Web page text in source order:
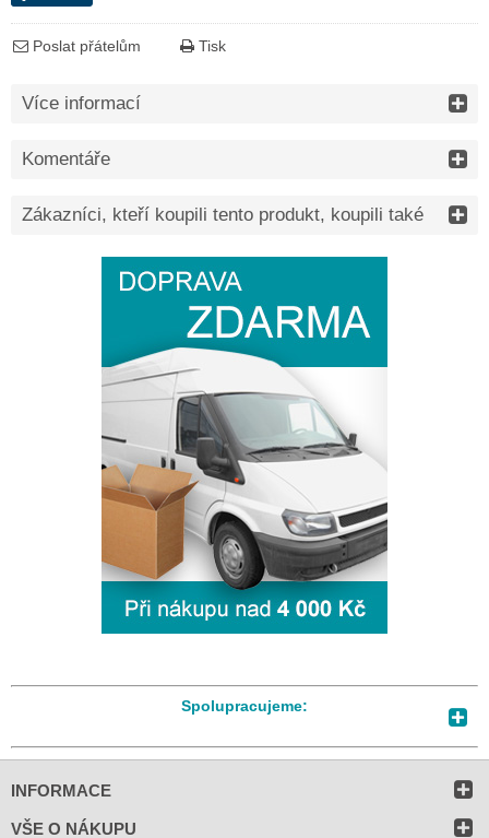
Poslat přátelům Tisk
Více informací
Komentáře
Zákazníci, kteří koupili tento produkt, koupili také
Spolupracujeme:
INFORMACE
VŠE O NÁKUPU